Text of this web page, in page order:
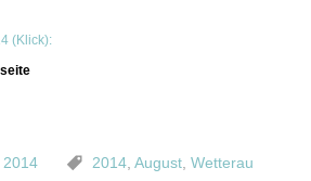
(Klick):
2014 2014, August, Wetterau